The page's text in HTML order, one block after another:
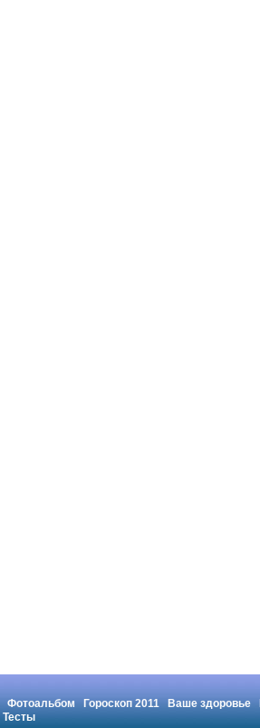
Фотоальбом Гороскоп 2011 Ваше здоровье
Тесты